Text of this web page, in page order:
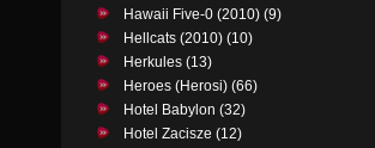
Hawaii Five-0 (2010) (9)
Hellcats (2010) (10)
Herkules (13)
Heroes (Herosi) (66)
Hotel Babylon (32)
Hotel Zacisze (12)